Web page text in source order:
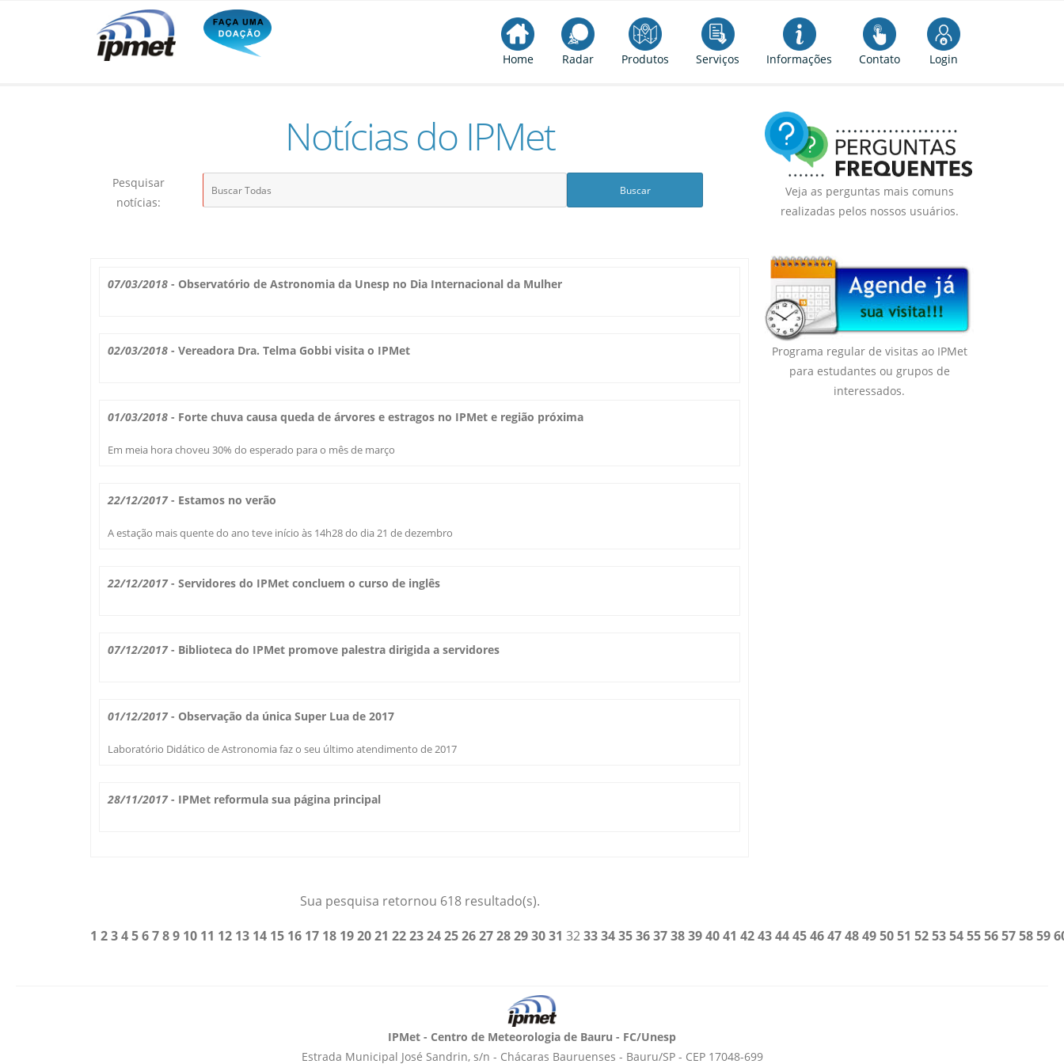
Home Radar Produtos Serviços Informações Contato Login
Notícias do IPMet
Pesquisar
notícias:
07/03/2018 - Observatório de Astronomia da Unesp no Dia Internacional da Mulher
02/03/2018 - Vereadora Dra. Telma Gobbi visita o IPMet
01/03/2018 - Forte chuva causa queda de árvores e estragos no IPMet e região próxima
Em meia hora choveu 30% do esperado para o mês de março
22/12/2017- Estamos no verão
A estação mais quente do ano teve início às 14h28 do dia 21 de dezembro
22/12/2017- Servidores do IPMet concluem o curso de inglês
07/12/2017- Biblioteca do IPMet promove palestra dirigida a servidores
01/12/2017- Observação da única Super Lua de 2017
Laboratório Didático de Astronomia faz o seu último atendimento de 2017
28/11/2017- IPMet reformula sua página principal
Sua pesquisa retornou 618 resultado(s).
1 23456789 10 11 12 13 14 15 16 17 18 192021 22232425262728293031 32333435363738394041 42434445464748495051 5253545556575859
Veja as perguntas mais comuns
realizadas pelos nossos usuários.
Programa regular de visitas ao IPMet
para estudantes ou grupos de
interessados.
IPMet - Centro de Meteorologia de Bauru - FC/Unesp
Estrada Municipal José Sandrin, s/n - Chácaras Bauruenses - Bauru/SP - CEP 17048-699